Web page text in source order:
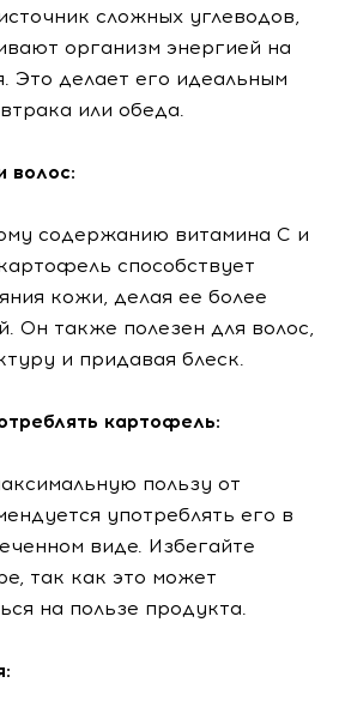
сложных углеводов,
организм энергией на
Это делает его идеальным
или обеда.
волос:
содержанию витамина С и
способствует
кожи, делая ее более
Он также полезен для волос,
и придавая блеск.
картофель:
пользу от
употреблять его в
виде. Избегайте
так как это может
на пользе продукта.